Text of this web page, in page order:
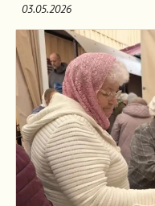
03.05.2026